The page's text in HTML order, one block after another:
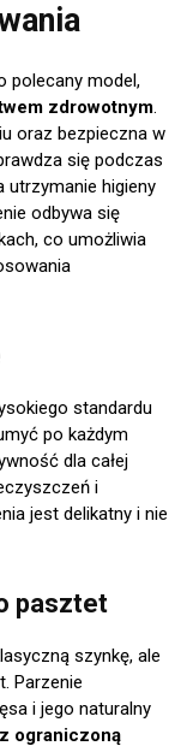
polecany model,
zdrowotnym.
oraz bezpieczna w
się podczas
utrzymanie higieny
odbywa się
co umożliwia
standardu
po każdym
dla całej
i
jest delikatny i nie
pasztet
szynkę, ale
Parzenie
i jego naturalny
ograniczoną